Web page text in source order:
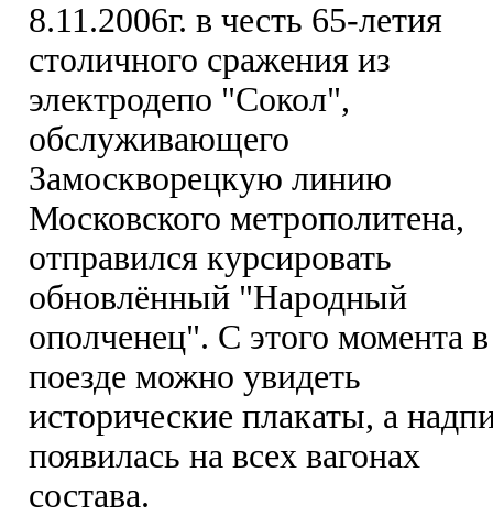
8.11.2006г. в честь 65-летия
столичного сражения из
электродепо "Сокол",
обслуживающего
Замоскворецкую линию
Московского метрополитена,
отправился курсировать
обновлённый "Народный
ополченец". С этого момента в
поезде можно увидеть
исторические плакаты, а
появилась на всех вагонах
состава.